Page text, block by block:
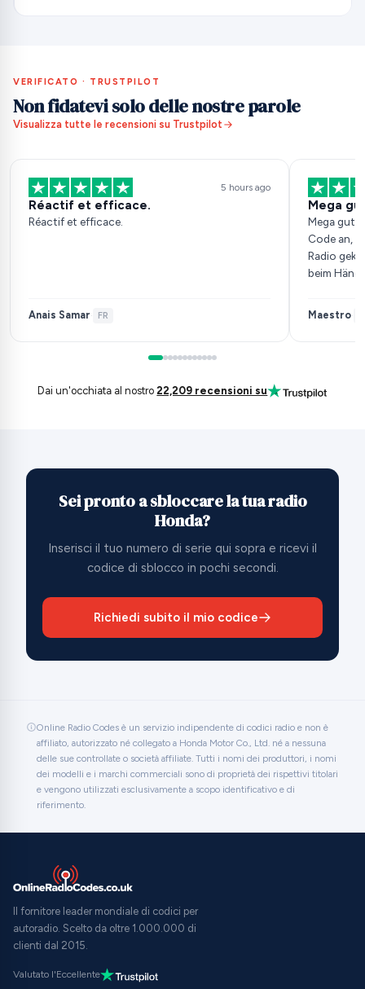
VERIFICATO · TRUSTPILOT
Non fidatevi solo delle nostre parole
Visualizza tutte le recensioni su Trustpilot
5 hours ago
Réactif et efficace.
Réactif et efficace.
Anais Samar· FR
Mega
Mega gut,
Code an,
Radio
beim
Maestro·
Dai un'occhiata al nostro22,209 recensioni su
Sei pronto a sbloccare la tua radio
Honda?
Inserisci il tuo numero di serie qui sopra e ricevi il
codice di sblocco in pochi secondi.
Richiedi subito il mio codice
Online Radio Codes è un servizio indipendente di codici radio e non è
affiliato, autorizzato né collegato a Honda Motor Co., Ltd. né a nessuna
delle sue controllate o società affiliate. Tutti i nomi dei produttori, i nomi
dei modelli e i marchi commerciali sono di proprietà dei rispettivi titolari
e vengono utilizzati esclusivamente a scopo identificativo e di
riferimento.
Il fornitore leader mondiale di codici per
autoradio. Scelto da oltre 1.000.000 di
clienti dal 2015.
Valutato l'Eccellente